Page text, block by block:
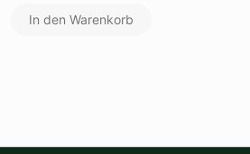
In den Warenkorb